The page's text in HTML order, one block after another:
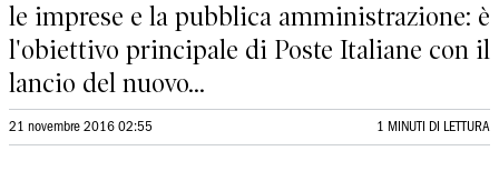
le imprese e la pubblica amministrazione: è
l'obiettivo principale di Poste Italiane con il
lancio del nuovo...
21 novembre 2016 02:55 1 MINUTI DI LETTURA